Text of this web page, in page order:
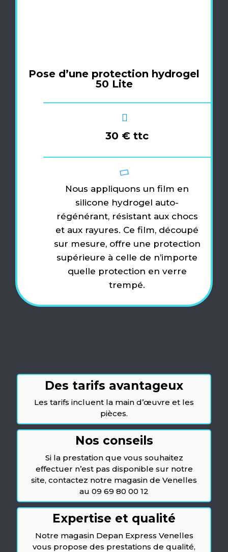
Pose d’une protection hydrogel
50 Lite
30 € ttc
Nous appliquons un film en
silicone hydrogel auto-
régénérant, résistant aux chocs
et aux rayures. Ce film, découpé
sur mesure, offre une protection
supérieure à celle de n’importe
quelle protection en verre
trempé.
Des tarifs avantageux
Les tarifs incluent la main d’œuvre et les
pièces.
Nos conseils
Si la prestation que vous souhaitez
effectuer n’est pas disponible sur notre
site, contactez notre magasin de Venelles
au 09 69 80 00 12
Expertise et qualité
Notre magasin Depan Express Venelles
vous propose des prestations de qualité,